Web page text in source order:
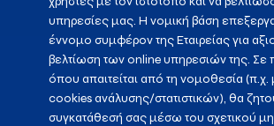
υπηρεσίες μας. Η νομική βάση
έννομο συμφέρον της Εταιρείας για
βελτίωση των online υπηρεσιών της. Σε
όπου απαιτείται από τη νομοθεσία (π.χ.
cookies ανάλυσης/στατιστικών), θα
συγκατάθεσή σας μέσω του σχετικού